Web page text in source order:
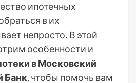
ипотечных
в их
непросто․ В этой
особенности и
в Московский
Банк, чтобы помочь вам